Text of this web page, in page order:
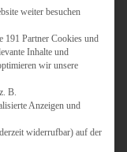
BAKERY
weiter besuchen
Partner Cookies und
Inhalte und
wir unsere
B.
Anzeigen und
widerrufbar) auf der